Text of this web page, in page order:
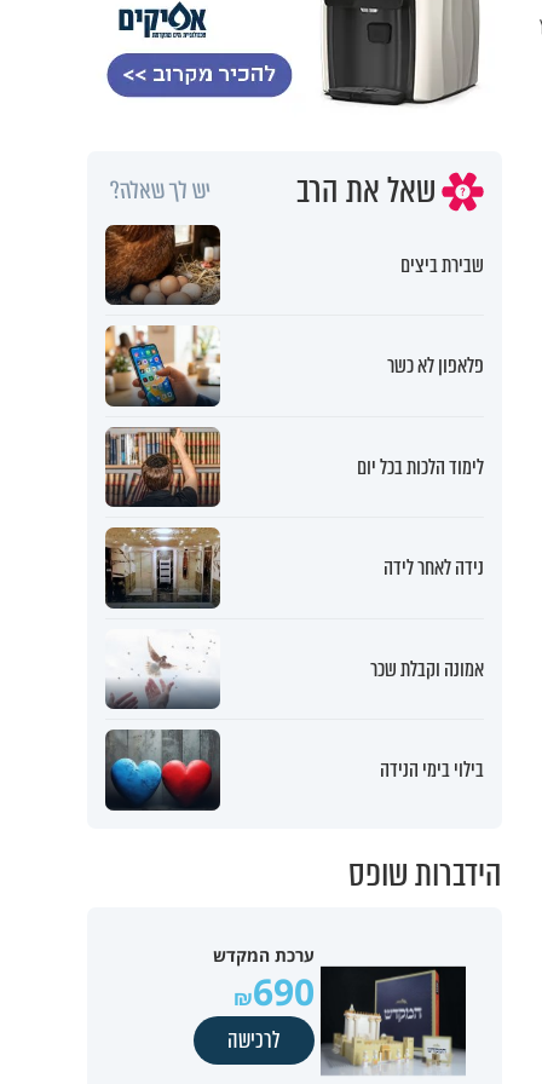
שאל את הרב יש לך שאלה?
שבירת ביצים
פלאפון לא כשר
לימוד הלכות בכל יום
נידה לאחר לידה
אמונה וקבלת שכר
בילוי בימי הנידה
הידברות שופס
ערכת המקדש
690
לרכישה